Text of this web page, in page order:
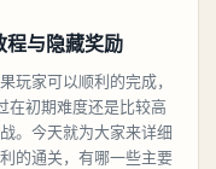
程与隐藏奖励
玩家可以顺利的完成，
在初期难度还是比较高
。今天就为大家来详细
的通关，有哪一些主要